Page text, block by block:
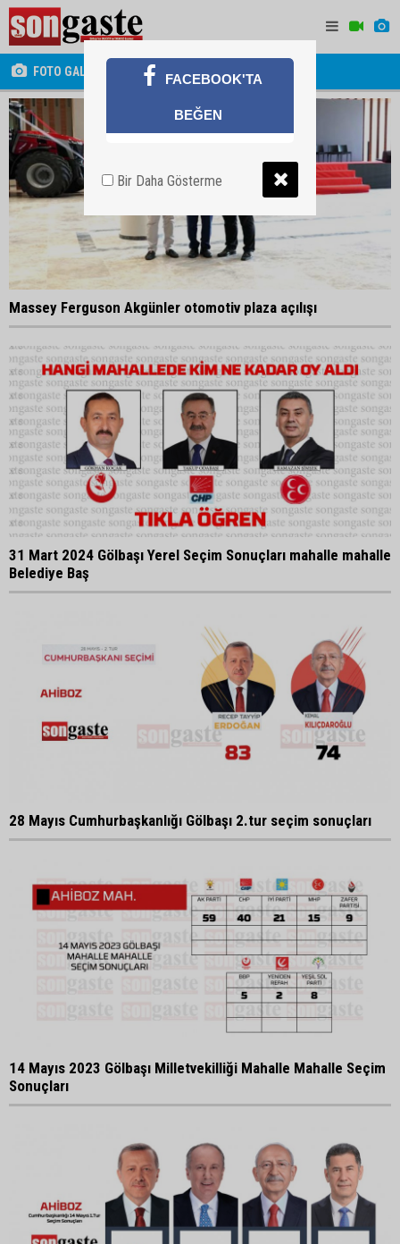
FOTO GALERİ
Massey Ferguson Akgünler otomotiv plaza açılışı
31 Mart 2024 Gölbaşı Yerel Seçim Sonuçları mahalle mahalle
Belediye Baş
28 Mayıs Cumhurbaşkanlığı Gölbaşı 2.tur seçim sonuçları
14 Mayıs 2023 Gölbaşı Milletvekilliği Mahalle Mahalle Seçim
Sonuçları
FACEBOOK'TA
BEĞEN
Bir Daha Gösterme